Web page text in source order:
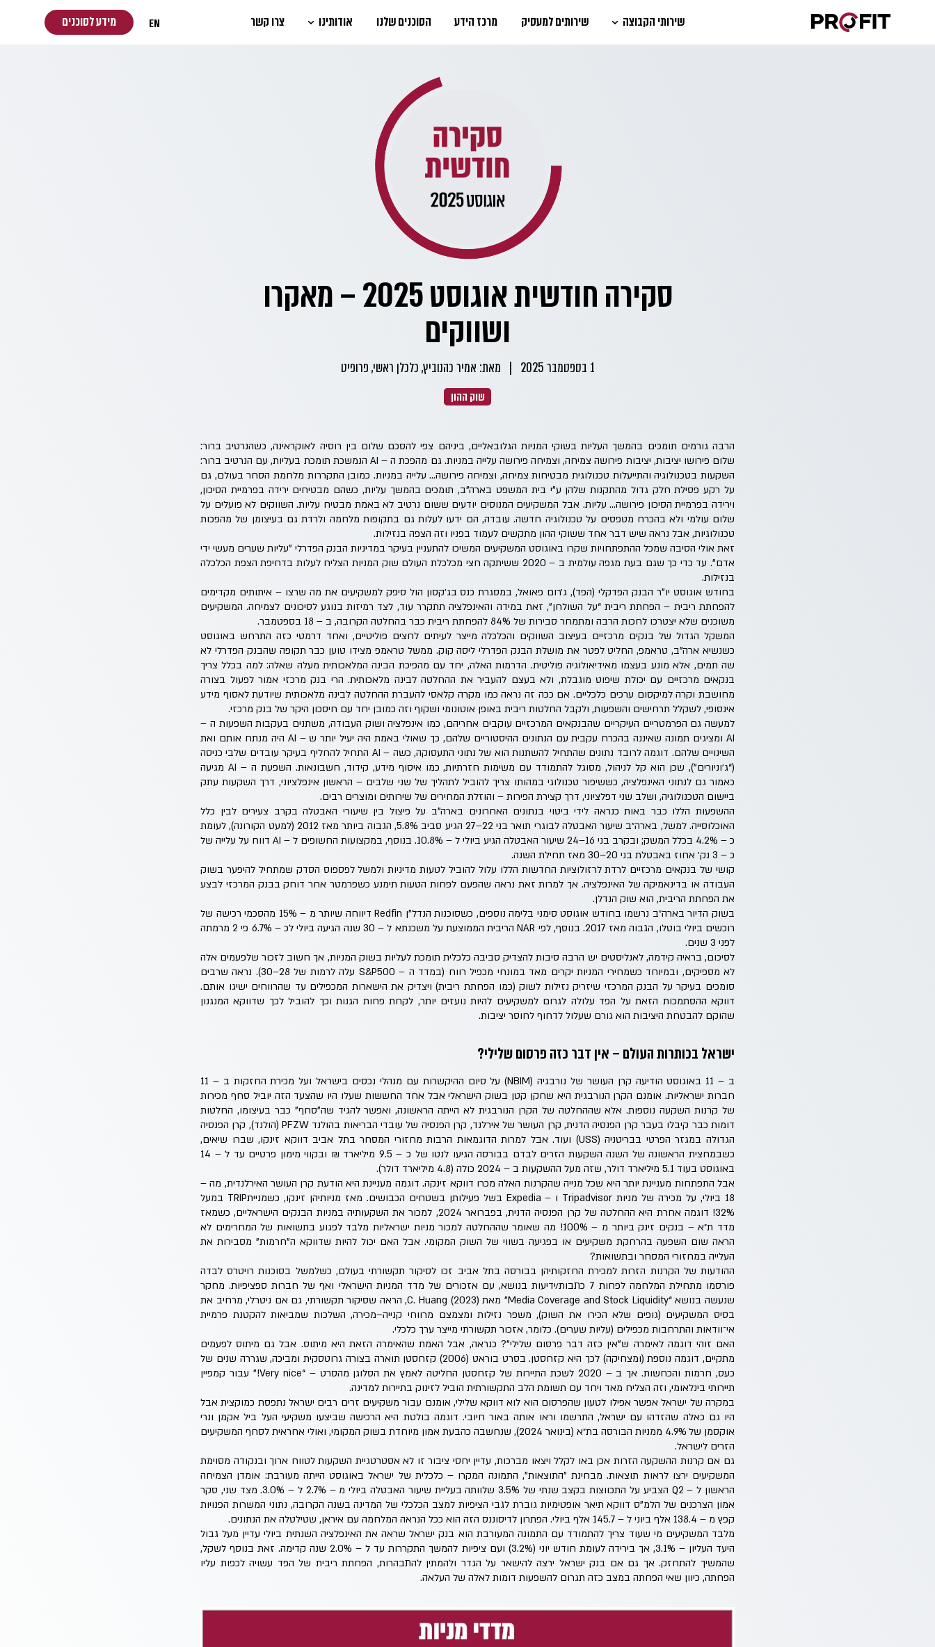
שירותי הקבוצה שירותים למעסיק מרכז הידע הסוכנים שלנו אודותינו צרו קשר EN מידע לסוכנים
סקירה חודשית אוגוסט 2025 – מאקרו
ושווקים
1 בספטמבר 2025 | מאת: אמיר כהנוביץ, כלכלן ראשי, פרופיט
שוק ההון
הרבה גורמים תומכים בהמשך העליות בשוקי המניות הגלובאליים, ביניהם צפי להסכם שלום בין רוסיה לאוקראינה, כשהנרטיב ברור:
שלום פירושו יציבות, יציבות פירושה צמיחה, וצמיחה פירושה עלייה במניות. גם מהפכת ה – AI הנמשכת תומכת בעליות, עם הנרטיב ברור:
השקעות בטכנולוגיה והתייעלות טכנולוגית מבטיחות צמיחה, וצמיחה פירושה… עלייה במניות. כמובן התקררות מלחמת הסחר בעולם, גם
על רקע פסילת חלק גדול מהתקנות שלהן ע"י בית המשפט בארה"ב, תומכים בהמשך עליות, כשהם מבטיחים ירידה בפרמיית הסיכון,
וירידה בפרמיית הסיכון פירושה… עליות. אבל המשקיעים המנוסים יודעים ששום נרטיב לא באמת מבטיח עליות. השווקים לא פועלים על
שלום עולמי ולא בהכרח מטפסים על טכנולוגיה חדשה. עובדה, הם ידעו לעלות גם בתקופות מלחמה ולרדת גם בעיצומן של מהפכות
טכנולוגיות, אבל נראה שיש דבר אחד ששוקי ההון מתקשים לעמוד בפניו וזה הצפה בנזילות.
זאת אולי הסיבה שמכל ההתפתחויות שקרו באוגוסט המשקיעים המשיכו להתעניין בעיקר במדיניות הבנק הפדרלי "עליות שערים מעשי ידי
אדם". עד כדי כך שגם בעת מגפה עולמית ב – 2020 ששיתקה חצי מכלכלת העולם שוק המניות הצליח לעלות בדחיפת הצפת הכלכלה
בנזילות.
בחודש אוגוסט יו"ר הבנק הפדקלי (הפד), ג׳רום פאואל, במסגרת כנס בג׳קסון הול סיפק למשקיעים את מה שרצו – איתותים מקדימים
להפחתת ריבית – הפחתת ריבית “על השולחן”, זאת במידה והאינפלציה תתקרר עוד, לצד רמיזות בנוגע לסיכונים לצמיחה. המשקיעים
משוכנים שלא יצטרכו לחכות הרבה ומתמחר סבירות של 84% להפחתת ריבית כבר בהחלטה הקרובה, ב – 18 בספטמבר.
המשקל הגדול של בנקים מרכזיים בעיצוב השווקים והכלכלה מייצר לעיתים לחצים פוליטיים, ואחד דרמטי כזה התרחש באוגוסט
כשנשיא ארה"ב, טראמפ, החליט לפטר את מושלת הבנק הפדרלי ליסה קוק. ממשל טראמפ מצידו טוען כבר תקופה שהבנק הפדרלי לא
שה תמים, אלא מונע בעצמו מאידיאולוגיה פוליטית. הדרמות האלה, יחד עם מהפיכת הבינה המלאכותית מעלה שאלה: למה בכלל צריך
בנקאים מרכזיים עם יכולת שיפוט מוגבלת, ולא בעצם להעביר את ההחלטה לבינה מלאכותית. הרי בנק מרכזי אמור לפעול בצורה
מחושבת וקרה למיקסום ערכים כלכליים. אם ככה זה נראה כמו מקרה קלאסי להעברת ההחלטה לבינה מלאכותית שיודעת לאסוף מידע
אינסופי, לשקלל תרחישים והשפעות, ולקבל החלטות ריבית באופן אוטונומי ושקוף וזה כמובן יחד עם חיסכון היקר של בנק מרכזי.
למעשה גם הפרמטריים העיקריים שהבנקאים המרכזיים עוקבים אחריהם, כמו אינפלציה ושוק העבודה, משתנים בעקבות השפעות ה –
AI ומציגים תמונה שאיננה בהכרח עקבית עם הנתונים ההיסטוריים שלהם, כך שאולי באמת היה יעיל יותר ש – AI היה מנתח אותם ואת
השינויים שלהם. דוגמה לרובד נתונים שהתחיל להשתנות הוא של נתוני התעסוקה, כשה – AI התחיל להחליף בעיקר עובדים שלבי כניסה
(“ג׳וניורים”), שכן הוא קל לניהול, מסוגל להתמודד עם משימות חזרתיות, כמו איסוף מידע, קידוד, חשבונאות. השפעת ה – AI מגיעה
כאמור גם לנתוני האינפלציה, כששיפור טכנולוגי במהותו צריך להוביל לתהליך של שני שלבים – הראשון אינפלציוני, דרך השקעות עתק
ביישום הטכנולוגיה, ושלב שני דפלציוני, דרך קצירת הפירות – והוזלת המחירים של שירותים ומוצרים רבים.
ההשפעות הללו כבר באות כנראה לידי ביטוי בנתונים האחרונים בארה"ב על פיצול בין שיעורי האבטלה בקרב צעירים לבין כלל
האוכלוסייה. למשל, בארה״ב שיעור האבטלה לבוגרי תואר בני 22–27 הגיע סביב 5.8%, הגבוה ביותר מאז 2012 (למעט הקורונה), לעומת
כ – 4.2% בכלל המשק; ובקרב בני 16–24 שיעור האבטלה הגיע ביולי ל – 10.8%. בנוסף, במקצועות החשופים ל – AI דווח על עלייה של
כ – 3 נק׳ אחוז באבטלת בני 20–30 מאז תחילת השנה.
קושי של בנקאים מרכזיים לרדת לרזולוציות החדשות הללו עלול להוביל לטעות מדיניות ולמשל לפספוס הסדק שמתחיל להיפער בשוק
העבודה או בדינאמיקה של האינפלציה. אך למרות זאת נראה שהפעם לפחות הטעות תימנע כשפרמטר אחר דוחק בבנק המרכזי לבצע
את הפחתת הריבית, הוא שוק הנדלן.
בשוק הדיור בארה״ב נרשמו בחודש אוגוסט סימני בלימה נוספים, כשסוכנות הנדל"ן Redfin דיווחה שיותר מ – 15% מהסכמי רכישה של
רוכשים ביולי בוטלו, הגבוה מאז 2017. בנוסף, לפי NAR הריבית הממוצעת על משכנתא ל – 30 שנה הגיעה ביולי לכ – 6.7% פי 2 מרמתה
לפני 3 שנים.
לסיכום, בראיה קידמה, לאנליסטים יש הרבה סיבות להצדיק סביבה כלכלית תומכת לעליות בשוק המניות, אך חשוב לזכור שלפעמים אלה
לא מספיקים, ובמיוחד כשמחירי המניות יקרים מאד במונחי מכפיל רווח (במדד ה – S&P500 עלה לרמות של 28–30). נראה שרבים
סומכים בעיקר על הבנק המרכזי שיזריק נזילות לשוק (כמו הפחתת ריבית) ויצדיק את הישארות המכפילים עד שהרווחים ישיגו אותם.
דווקא ההסתמכות הזאת על הפד עלולה לגרום למשקיעים להיות נועזים יותר, לקחת פחות הגנות וכך להוביל לכך שדווקא המנגנון
שהוקם להבטחת היציבות הוא גורם שעלול לדחוף לחוסר יציבות.
ישראל בכותרות העולם – אין דבר כזה פרסום שלילי?
ב – 11 באוגוסט הודיעה קרן העושר של נורבגיה (NBIM) על סיום ההיקשרות עם מנהלי נכסים בישראל ועל מכירת החזקות ב – 11
חברות ישראליות. אומנם הקרן הנורבגית היא שחקן קטן בשוק הישראלי אבל אחד החששות שעלו היו שהצעד הזה יוביל סחף מכירות
של קרנות השקעה נוספות. אלא שההחלטה של הקרן הנורבגית לא הייתה הראשונה, ואפשר להגיד שה"סחף" כבר בעיצומו, החלטות
דומות כבר קיבלו בעבר קרן הפנסיה הדנית, קרן העושר של אירלנד, קרן הפנסיה של עובדי הבריאות בהולנד PFZW (הולנד), קרן הפנסיה
הגדולה במגזר הפרטי בבריטניה (USS) ועוד. אבל למרות הדוגמאות הרבות מחזורי המסחר בתל אביב דווקא זינקו, שברו שיאים,
כשבמחצית הראשונה של השנה השקעות הזרים לבדם בבורסה הגיעו לנטו של כ – 9.5 מיליארד ₪ ובקווי מימון פרטיים עד ל – 14
באוגוסט בעוד 5.1 מיליארד דולר, שזה מעל ההשקעות ב – 2024 כולה (4.8 מיליארד דולר).
אבל התפתחות מעניינת יותר היא שכל מנייה שהקרנות האלה מכרו דווקא זינקה. דוגמה מעניינת היא הודעת קרן העושר האירלנדית, מה –
18 ביולי, על מכירה של מניות Tripadvisor ו – Expedia בשל פעילותן בשטחים הכבושים. מאז מניותיהן זינקו, כשמנייתTRIP במעל
32%! דוגמה אחרת היא ההחלטה של קרן הפנסיה הדנית, בפברואר 2024, למכור את השקעותיה במניות הבנקים הישראליים, כשמאז
מדד ת״א – בנקים זינק ביותר מ – 100%! מה שאומר שההחלטה למכור מניות ישראליות מלבד לפגוע בתשואות של המחרימים לא
הראה שום השפעה בהרחקת משקיעים או בפגיעה בשווי של השוק המקומי. אבל האם יכול להיות שדווקא ה"חרמות" מסבירות את
העלייה במחזורי המסחר ובתשואות?
ההודעות של הקרנות הזרות למכירת החזקותיהן בבורסה בתל אביב זכו לסיקור תקשורתי בעולם, כשלמשל בסוכנות רויטרס לבדה
פורסמו מתחילת המלחמה לפחות 7 כתבות/ידיעות בנושא, עם אזכורים של מדד המניות הישראלי ואף של חברות ספציפיות. מחקר
שנעשה בנושא “Media Coverage and Stock Liquidity” מאת C. Huang (2023), הראה שסיקור תקשורתי, גם אם ניטרלי, מרחיב את
בסיס המשקיעים (גופים שלא הכירו את השוק), משפר נזילות ומצמצם מרווחי קנייה–מכירה, השלכות שמביאות להקטנת פרמיית
אי־וודאות והתרחבות מכפילים (עליות שערים). כלומר, אזכור תקשורתי מייצר ערך כלכלי.
האם זוהי דוגמה לאימרה ש"אין כזה דבר פרסום שלילי"? כנראה, אבל האמת שהאימרה הזאת היא מיתוס. אבל גם מיתוס לפעמים
מתקיים, דוגמה נוספת (ומצחיקה) לכך היא קזחסטן. בסרט בוראט (2006) קזחסטן תוארה בצורה גרוטסקית ומביכה, שגררה שנים של
כעס, חרמות והכחשות. אך ב – 2020 לשכת התיירות של קזחסטן החליטה לאמץ את הסלוגן מהסרט – “Very nice!” עבור קמפיין
תיירותי בינלאומי, וזה הצליח מאד ויחד עם תשומת הלב התקשורתית הוביל לזינוק בתיירות למדינה.
במקרה של ישראל אפשר אפילו לטעון שהפרסום הוא לוא דווקא שלילי, אומנם עבור משקיעים זרים רבים ישראל נתפסת כמוקצית אבל
היו גם כאלה שהזדהו עם ישראל, התרשמו וראו אותה באור חיובי. דוגמה בולטת היא הרכישה שביצעו משקיעי העל ביל אקמן ונרי
אוקסמן של 4.9% ממניות הבורסה בת״א (בינואר 2024), שנחשבה כהבעת אמון מיוחדת בשוק המקומי, ואולי אחראית לסחף המשקיעים
הזרים לישראל.
גם אם קרנות ההשקעה הזרות אכן באו לקלל ויצאו מברכות, עדיין יחסי ציבור זו לא אסטרטגיית השקעות לטווח ארוך ובנקודה מסוימת
המשקיעים ירצו לראות תוצאות. מבחינת "התוצאות", התמונה המקרו – כלכלית של ישראל באוגוסט הייתה מעורבת: אומדן הצמיחה
הראשון ל – Q2 הצביע על התכווצות בקצב שנתי של 3.5% שלוותה בעליית שיעור האבטלה ביולי מ – 2.7% ל – 3.0%. מצד שני, סקר
אמון הצרכנים של הלמ"ס דווקא תיאר אופטימיות גוברת לגבי הציפיות למצב הכלכלי של המדינה בשנה הקרובה, נתוני המשרות הפנויות
קפץ מ – 138.4 אלף ביוני ל – 145.7 אלף ביולי. הפתרון לדיסוננס הזה הוא ככל הנראה המלחמה עם איראן, שטילטלה את הנתונים.
מלבד המשקיעים מי שעוד צריך להתמודד עם התמונה המעורבת הוא בנק ישראל שראה את האינפלציה השנתית ביולי עדיין מעל גבול
היעד העליון – 3.1%, אך בירידה לעומת חודש יוני (3.2%) ועם ציפיות להמשך התקררות עד ל – 2.0% שנה קדימה. זאת בנוסף לשקל,
שהמשיך להתחזק. אך גם אם בנק ישראל ירצה להישאר על הגדר ולהמתין להתבהרות, הפחתת ריבית של הפד עשויה לכפות עליו
הפחתה, כיוון שאי הפחתה במצב כזה תגרום להשפעות דומות לאלה של העלאה.